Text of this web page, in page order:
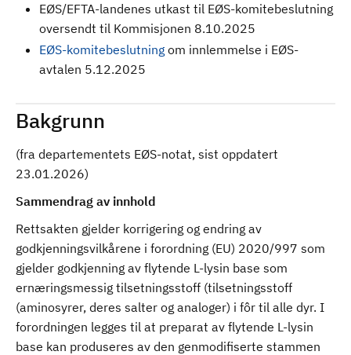
EØS/EFTA-landenes utkast til EØS-komitebeslutning
oversendt til Kommisjonen 8.10.2025
EØS-komitebeslutning om innlemmelse i EØS-
avtalen 5.12.2025
Bakgrunn
(fra departementets EØS-notat, sist oppdatert
23.01.2026)
Sammendrag av innhold
Rettsakten gjelder korrigering og endring av
godkjenningsvilkårene i forordning (EU) 2020/997 som
gjelder godkjenning av flytende L-lysin base som
ernæringsmessig tilsetningsstoff (tilsetningsstoff
(aminosyrer, deres salter og analoger) i fôr til alle dyr. I
forordningen legges til at preparat av flytende L-lysin
base kan produseres av den genmodifiserte stammen